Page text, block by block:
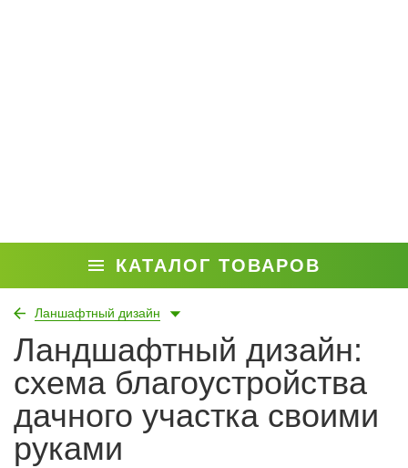
КАТАЛОГ ТОВАРОВ
Ланшафтный дизайн
Ландшафтный дизайн:
схема благоустройства
дачного участка своими
руками